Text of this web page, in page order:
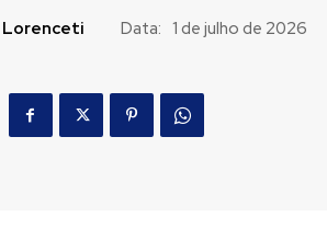
Data: 1 de julho de 2026